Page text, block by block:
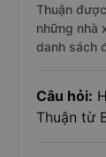
Thuận
những nhà
danh sách
Câu hỏi:
Thuận từ